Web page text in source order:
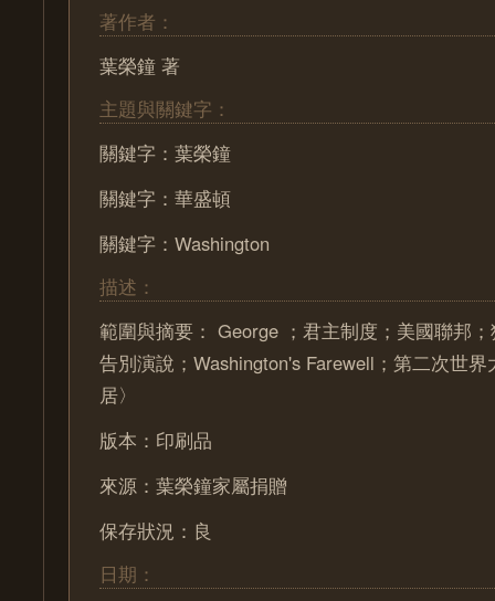
著作者：
葉榮鐘 著
主題與關鍵字：
關鍵字：葉榮鐘
關鍵字：華盛頓
關鍵字：Washington
描述：
範圍與摘要： George ；君主制度；美國聯邦
告別演說；Washington's Farewell；第二次世
居〉
版本：印刷品
來源：葉榮鐘家屬捐贈
保存狀況：良
日期：